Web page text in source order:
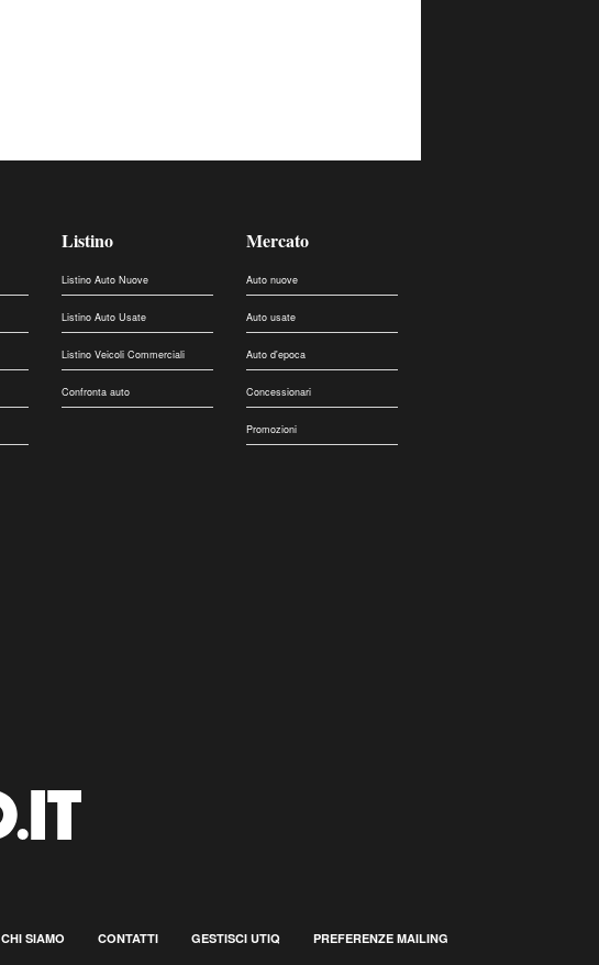
Listino
Listino Auto Nuove
Listino Auto Usate
Listino Veicoli Commerciali
Confronta auto
Mercato
Auto nuove
Auto usate
Auto d'epoca
Concessionari
Promozioni
CHI SIAMO CONTATTI GESTISCI UTIQ PREFERENZE MAILING